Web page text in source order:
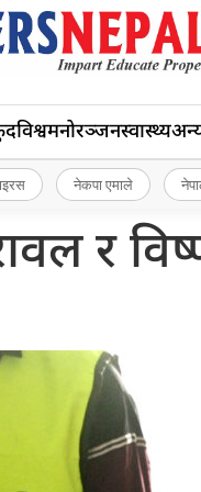
विश्वमनोरञ्जनस्वास्थ्य
नेकपा एमाले
र